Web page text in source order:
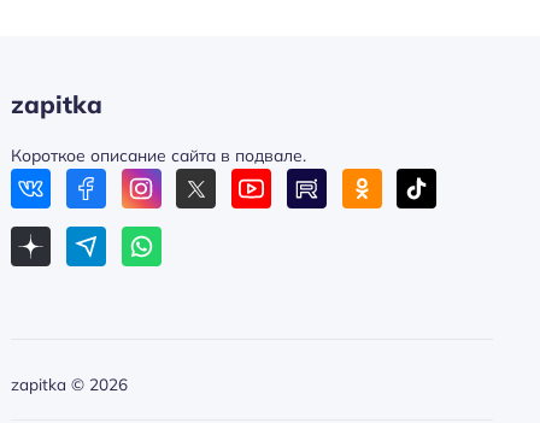
zapitka
Короткое описание сайта в подвале.
zapitka © 2026